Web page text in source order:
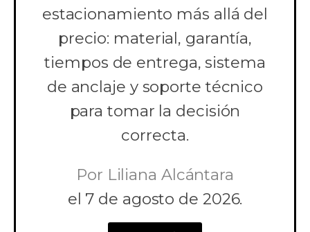
estacionamiento más allá del
precio: material, garantía,
tiempos de entrega, sistema
de anclaje y soporte técnico
para tomar la decisión
correcta.
Por Liliana Alcántara
el 7 de agosto de 2026.